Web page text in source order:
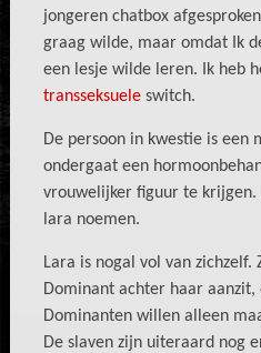
jongeren chatbox
graag wilde, maar omdat Ik
een lesje wilde leren. Ik heb
transseksuele switch.
De persoon in kwestie is een
ondergaat een
vrouwelijker figuur te krijgen.
lara noemen.
Lara is nogal vol van zichzelf.
Dominant achter haar aanzit,
Dominanten willen alleen
De slaven zijn uiteraard nog